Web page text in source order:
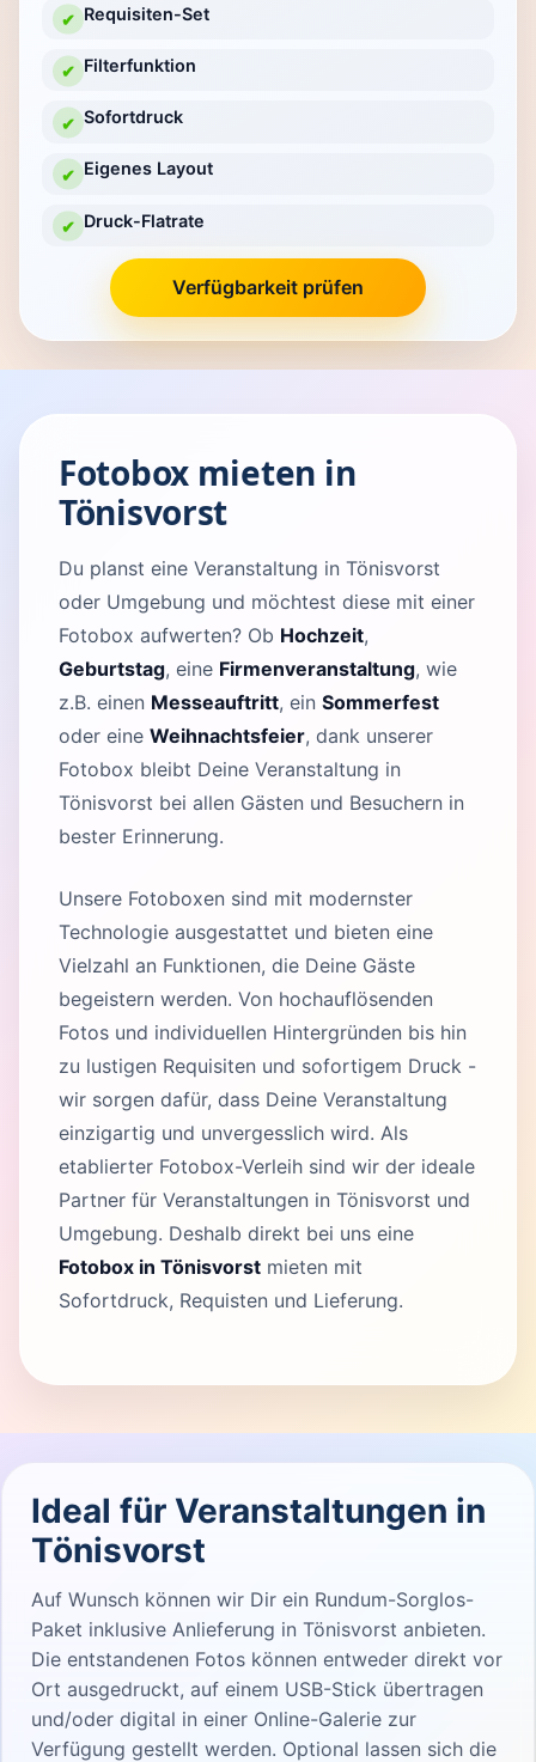
✔ Requisiten-Set
✔ Filterfunktion
✔ Sofortdruck
✔ Eigenes Layout
✔ Druck-Flatrate
Verfügbarkeit prüfen
Fotobox mieten in
Tönisvorst
Du planst eine Veranstaltung in Tönisvorst
oder Umgebung und möchtest diese mit einer
Fotobox aufwerten? Ob Hochzeit,
Geburtstag, eine Firmenveranstaltung, wie
z.B. einen Messeauftritt, ein Sommerfest
oder eine Weihnachtsfeier, dank unserer
Fotobox bleibt Deine Veranstaltung in
Tönisvorst bei allen Gästen und Besuchern in
bester Erinnerung.
Unsere Fotoboxen sind mit modernster
Technologie ausgestattet und bieten eine
Vielzahl an Funktionen, die Deine Gäste
begeistern werden. Von hochauflösenden
Fotos und individuellen Hintergründen bis hin
zu lustigen Requisiten und sofortigem Druck -
wir sorgen dafür, dass Deine Veranstaltung
einzigartig und unvergesslich wird. Als
etablierter Fotobox-Verleih sind wir der ideale
Partner für Veranstaltungen in Tönisvorst und
Umgebung. Deshalb direkt bei uns eine
Fotobox in Tönisvorst mieten mit
Sofortdruck, Requisten und Lieferung.
Ideal für Veranstaltungen in
Tönisvorst
Auf Wunsch können wir Dir ein Rundum-Sorglos-
Paket inklusive Anlieferung in Tönisvorst anbieten.
Die entstandenen Fotos können entweder direkt vor
Ort ausgedruckt, auf einem USB-Stick übertragen
und/oder digital in einer Online-Galerie zur
Verfügung gestellt werden. Optional lassen sich die